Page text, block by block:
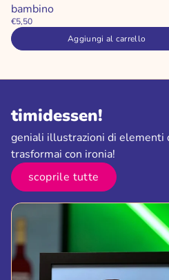
bambino
€5,50
Aggiungi al carrello
timidessen!
geniali illustrazioni di elementi
trasformai con ironia!
scoprile tutte